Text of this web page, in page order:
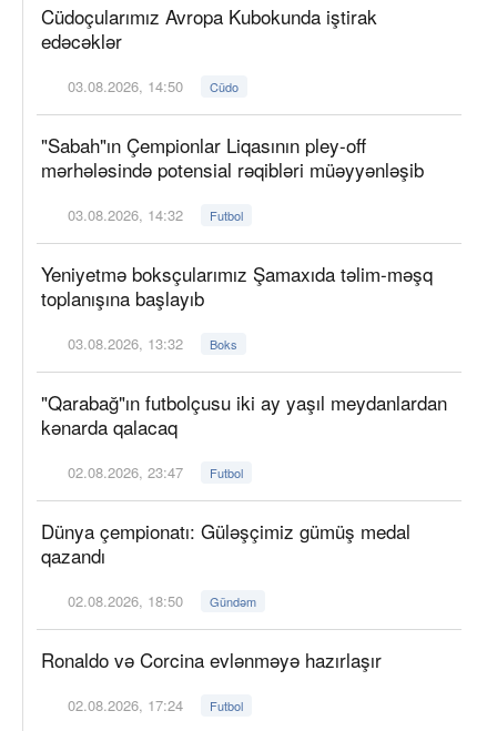
Cüdoçularımız Avropa Kubokunda iştirak
edəcəklər
03.08.2026, 14:50 Cüdo
"Sabah"ın Çempionlar Liqasının pley-off
mərhələsində potensial rəqibləri müəyyənləşib
03.08.2026, 14:32 Futbol
Yeniyetmə boksçularımız Şamaxıda təlim-məşq
toplanışına başlayıb
03.08.2026, 13:32 Boks
"Qarabağ"ın futbolçusu iki ay yaşıl meydanlardan
kənarda qalacaq
02.08.2026, 23:47 Futbol
Dünya çempionatı: Güləşçimiz gümüş medal
qazandı
02.08.2026, 18:50 Gündəm
Ronaldo və Corcina evlənməyə hazırlaşır
02.08.2026, 17:24 Futbol